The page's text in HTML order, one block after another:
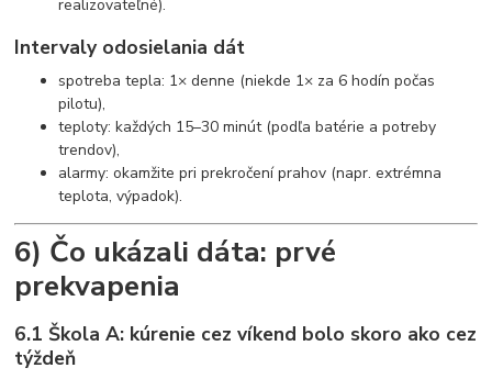
realizovateľné).
Intervaly odosielania dát
spotreba tepla: 1× denne (niekde 1× za 6 hodín počas
pilotu),
teploty: každých 15–30 minút (podľa batérie a potreby
trendov),
alarmy: okamžite pri prekročení prahov (napr. extrémna
teplota, výpadok).
6) Čo ukázali dáta: prvé
prekvapenia
6.1 Škola A: kúrenie cez víkend bolo skoro ako cez
týždeň